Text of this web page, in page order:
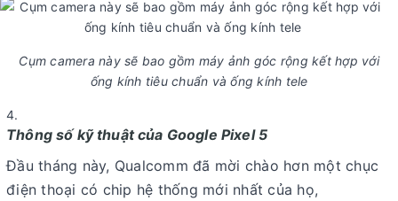
Cụm camera này sẽ bao gồm máy ảnh góc rộng kết hợp với
ống kính tiêu chuẩn và ống kính tele
Thông số kỹ thuật của Google Pixel 5
Đầu tháng này, Qualcomm đã mời chào hơn một chục
điện thoại có chip hệ thống mới nhất của họ,